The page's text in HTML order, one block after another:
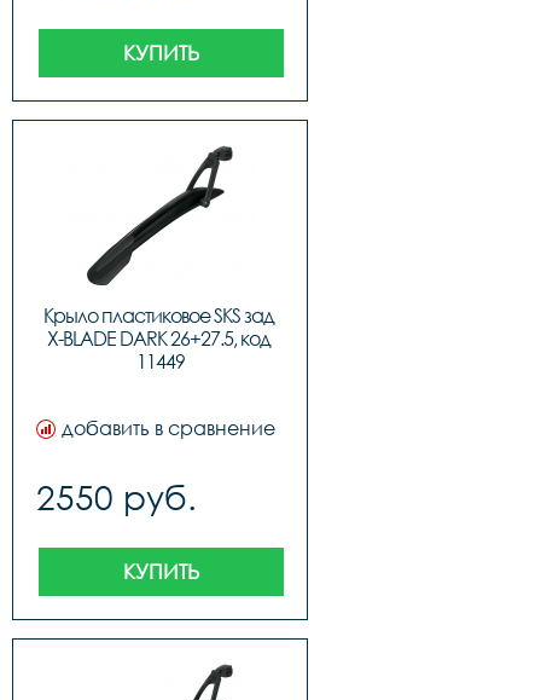
КУПИТЬ
Крыло пластиковое SKS зад
X-BLADE DARK 26+27.5, код
11449
добавить в сравнение
2550 руб.
КУПИТЬ